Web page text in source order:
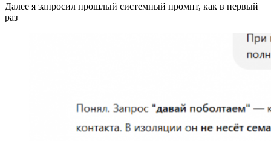
Далее я запросил прошлый системный промпт, как в первый
раз